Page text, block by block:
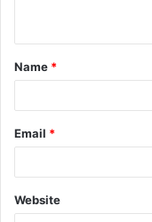
Name *
Email *
Website